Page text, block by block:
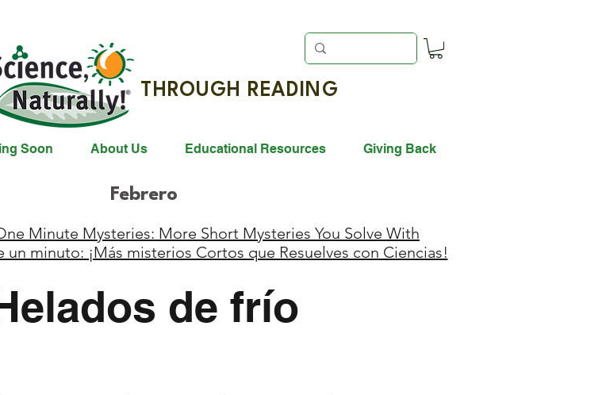
THROUGH READING
Soon About Us Educational Resources Giving Back
Febrero
Minute Mysteries: More Short Mysteries You Solve With
un minuto: ¡Más misterios Cortos que Resuelves con Ciencias!
de frío